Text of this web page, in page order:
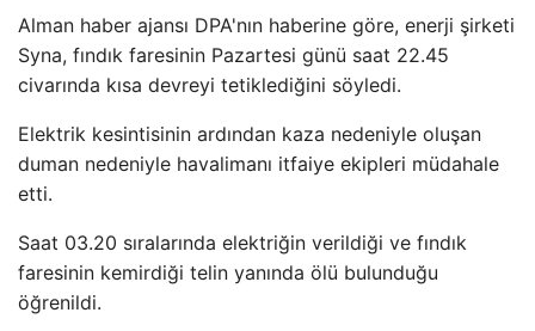
Alman haber ajansı DPA'nın haberine göre, enerji şirketi
Syna, fındık faresinin Pazartesi günü saat 22.45
civarında kısa devreyi tetiklediğini söyledi.
Elektrik kesintisinin ardından kaza nedeniyle oluşan
duman nedeniyle havalimanı itfaiye ekipleri müdahale
etti.
Saat 03.20 sıralarında elektriğin verildiği ve fındık
faresinin kemirdiği telin yanında ölü bulunduğu
öğrenildi.